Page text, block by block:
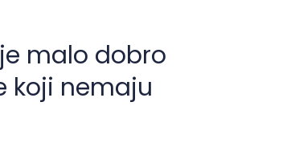
malo dobro
koji nemaju